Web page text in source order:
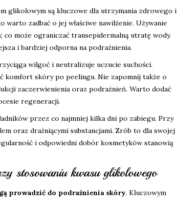
glikolowym są kluczowe dla utrzymania zdrowego i
zadbać o jej właściwe nawilżenie. Używanie
może ograniczać transepidermalną utratę wody.
i bardziej odporna na podrażnienia.
wilgoć i neutralizuje uczucie suchości.
komfort skóry po peelingu. Nie zapomnij także o
zaczerwienienia oraz podrażnień. Warto dodać
regeneracji.
przez co najmniej kilka dni po zabiegu. Przy
oraz drażniącymi substancjami. Zrób to dla swojej
i odpowiedni dobór kosmetyków stanowią
stosowaniu kwasu glikolowego
prowadzić do podrażnienia skóry. Kluczowym